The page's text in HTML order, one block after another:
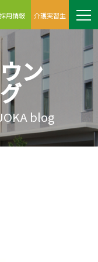
採用情報 介護実習生
ン
blog